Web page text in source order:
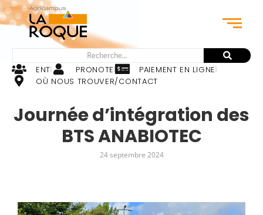
ENT PRONOTE
PAIEMENT EN LIGNE
OÙ NOUS TROUVER/CONTACT
Journée d’intégration des
BTS ANABIOTEC
24 septembre 2024